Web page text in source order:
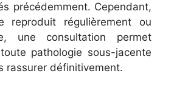
précédemment. Cependant,
reproduit régulièrement ou
une consultation permet
toute pathologie sous-jacente
rassurer définitivement.